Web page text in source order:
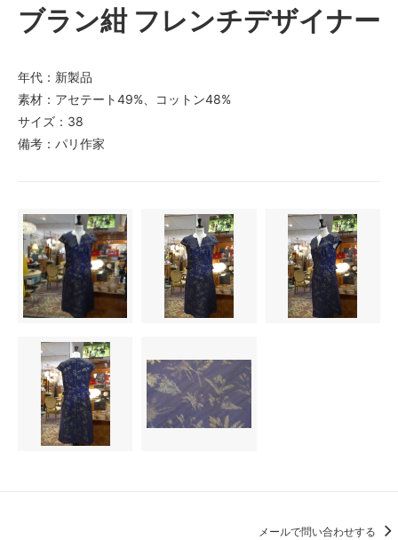
ブラン紺 フレンチデザイナー
年代：新製品
素材：アセテート49%、コットン48%
サイズ：38
備考：パリ作家
メールで問い合わせする